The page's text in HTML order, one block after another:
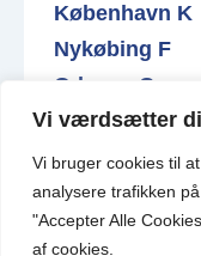
Vi værdsætter
Vi bruger cookies til
analysere trafikken på
"Accepter Alle
af cookies.
København K
Nykøbing F
Odense C
Roskilde
Varde
Valby